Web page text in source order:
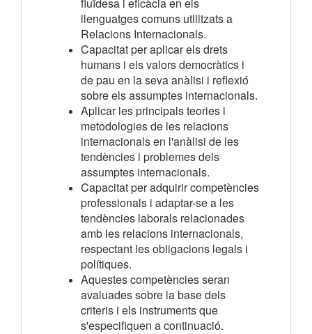
llenguatges comuns utilitzats a
Relacions Internacionals.
Capacitat per aplicar els drets
humans i els valors democràtics i
de pau en la seva anàlisi i reflexió
sobre els assumptes internacionals.
Aplicar les principals teories i
metodologies de les relacions
internacionals en l'anàlisi de les
tendències i problemes dels
assumptes internacionals.
Capacitat per adquirir competències
professionals i adaptar-se a les
tendències laborals relacionades
amb les relacions internacionals,
respectant les obligacions legals i
polítiques.
Aquestes competències seran
avaluades sobre la base dels
criteris i els instruments que
s'especifiquen a continuació.